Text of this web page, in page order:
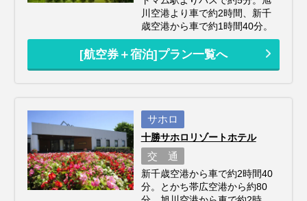
川空港より車で約2時間、新千
歳空港から車で約1時間40分。
[航空券＋宿泊]プラン一覧へ
サホロ
十勝サホロリゾートホテル
交 通
新千歳空港から車で約2時間40
分。とかち帯広空港から約80